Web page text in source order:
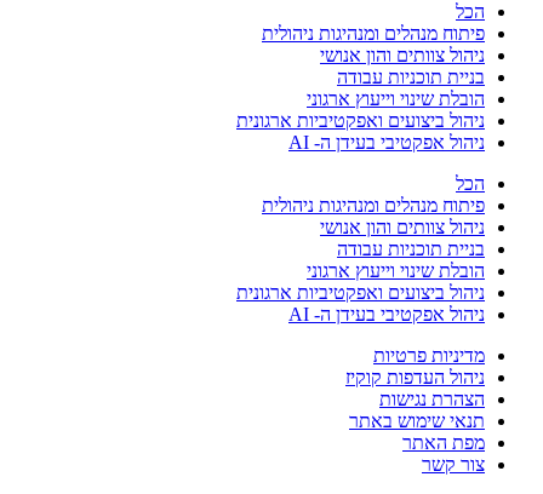
הכל
פיתוח מנהלים ומנהיגות ניהולית
ניהול צוותים והון אנושי
בניית תוכניות עבודה
הובלת שינוי וייעוץ ארגוני
ניהול ביצועים ואפקטיביות ארגונית
ניהול אפקטיבי בעידן ה- AI
הכל
פיתוח מנהלים ומנהיגות ניהולית
ניהול צוותים והון אנושי
בניית תוכניות עבודה
הובלת שינוי וייעוץ ארגוני
ניהול ביצועים ואפקטיביות ארגונית
ניהול אפקטיבי בעידן ה- AI
מדיניות פרטיות
ניהול העדפות קוקיז
הצהרת נגישות
תנאי שימוש באתר
מפת האתר
צור קשר